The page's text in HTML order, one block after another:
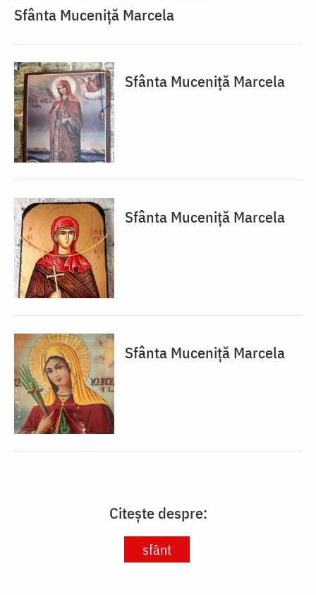
Sfânta Muceniță Marcela
Sfânta Muceniță Marcela
Sfânta Muceniță Marcela
Sfânta Muceniță Marcela
Citește despre:
sfânt